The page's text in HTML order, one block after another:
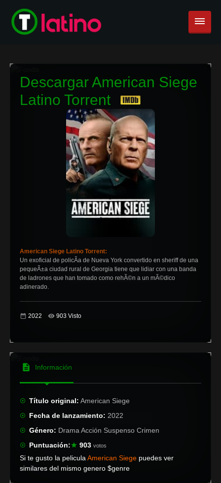
Descargar American Siege
Latino Torrent
American Siege Latino Torrent:
Un exoficial de policÃ­a de Nueva York convertido en sheriff de una
pequeÃ±a ciudad rural de Georgia tiene que lidiar con una banda
de ladrones que han tomado como rehÃ©n a un mÃ©dico
adinerado.
2022 903 Visto
Información
Título original: American Siege
Fecha de lanzamiento: 2022
Género: Drama Acción Suspenso Crimen
Puntuación:
903 votos
Si te gusto la pelicula American Siege puedes ver
similares del mismo genero $genre